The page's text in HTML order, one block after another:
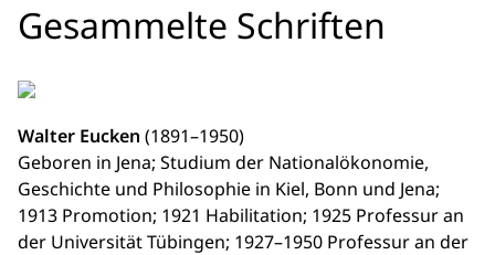
Gesammelte Schriften
Walter Eucken (1891–1950)
Geboren in Jena; Studium der Nationalökonomie,
Geschichte und Philosophie in Kiel, Bonn und Jena;
1913 Promotion; 1921 Habilitation; 1925 Professur an
der Universität Tübingen; 1927–1950 Professur an der